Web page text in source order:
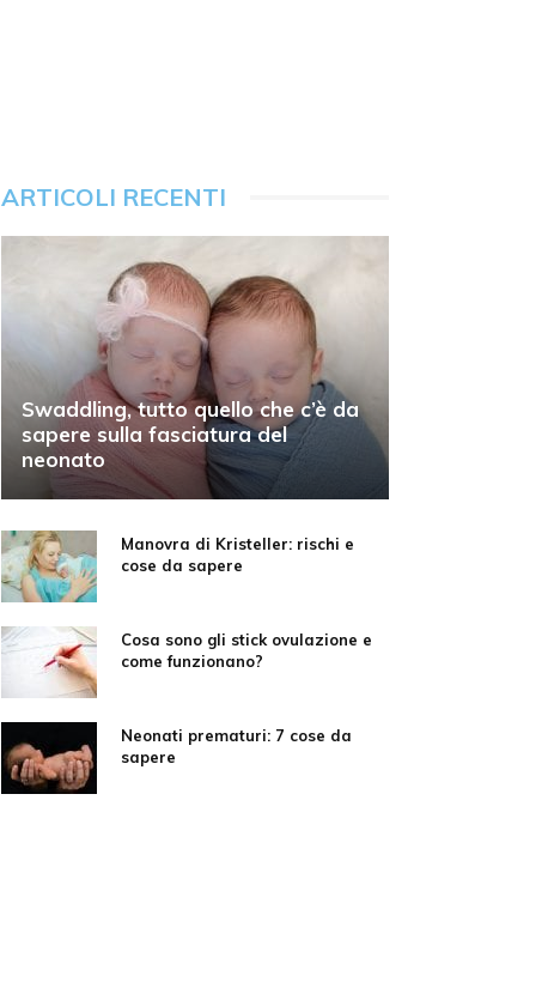
ARTICOLI RECENTI
Swaddling, tutto quello che c’è da
sapere sulla fasciatura del
neonato
Manovra di Kristeller: rischi e
cose da sapere
Cosa sono gli stick ovulazione e
come funzionano?
Neonati prematuri: 7 cose da
sapere